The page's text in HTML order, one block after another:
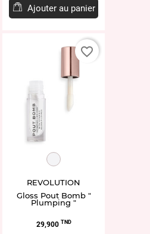
Ajouter au panier
MUR169905
REVOLUTION
Gloss Pout Bomb "
Plumping "
Prix
29,900 TND
favorite_border